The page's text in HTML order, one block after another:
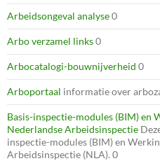
Arbeidsongeval analyse0
Arbo verzamel links0
Arbocatalogi-bouwnijverheid 0
Arboportaal informatie over
Basis-inspectie-modules (BIM) en
Nederlandse Arbeidsinspectie
inspectie-modules (BIM) en
Arbeidsinspectie (NLA). 0